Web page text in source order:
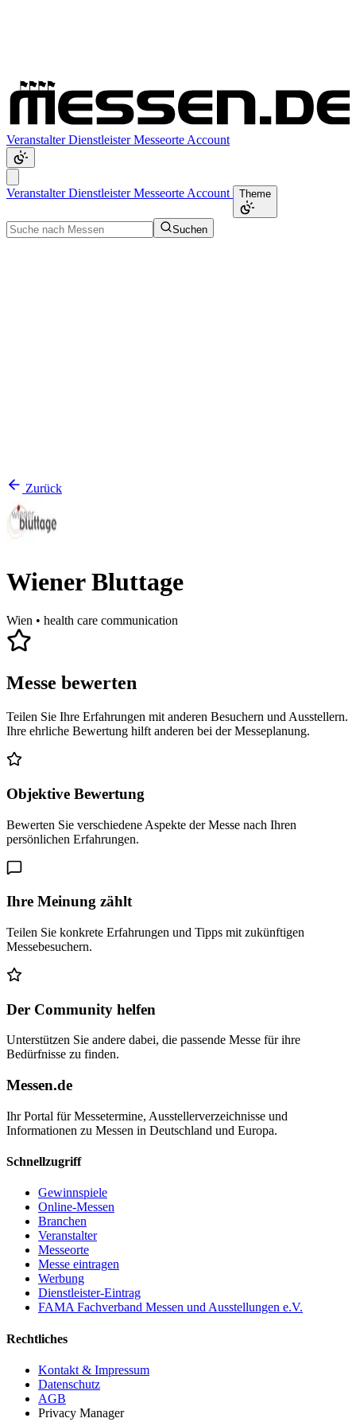
VeranstalterDienstleisterMesseorte Account
VeranstalterDienstleisterMesseorte Account Theme
Suchen
Zurück
Wiener Bluttage
Wien • health care communication
Messe bewerten
Teilen Sie Ihre Erfahrungen mit anderen Besuchern und Ausstellern.
Ihre ehrliche Bewertung hilft anderen bei der Messeplanung.
Objektive Bewertung
Bewerten Sie verschiedene Aspekte der Messe nach Ihren
persönlichen Erfahrungen.
Ihre Meinung zählt
Teilen Sie konkrete Erfahrungen und Tipps mit zukünftigen
Messebesuchern.
Der Community helfen
Unterstützen Sie andere dabei, die passende Messe für ihre
Bedürfnisse zu finden.
Messen.de
Ihr Portal für Messetermine, Ausstellerverzeichnisse und
Informationen zu Messen in Deutschland und Europa.
Schnellzugriff
Gewinnspiele
Online-Messen
Branchen
Veranstalter
Messeorte
Messe eintragen
Werbung
Dienstleister-Eintrag
FAMA Fachverband Messen und Ausstellungen e.V.
Rechtliches
Kontakt & Impressum
Datenschutz
AGB
Privacy Manager